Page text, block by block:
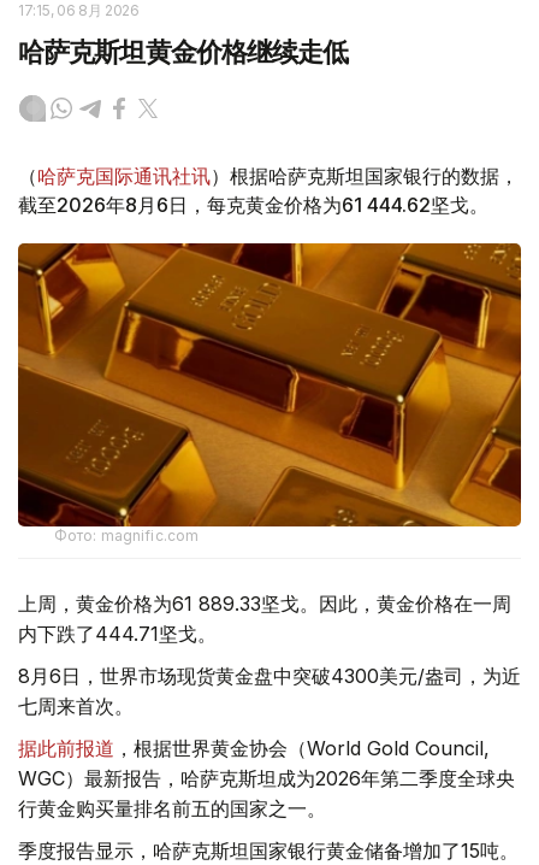
17:15, 06 8月 2026
哈萨克斯坦黄金价格继续走低
（哈萨克国际通讯社讯）根据哈萨克斯坦国家银行的数据，
截至2026年8月6日，每克黄金价格为61 444.62坚戈。
Фото: magnific.com
上周，黄金价格为61 889.33坚戈。因此，黄金价格在一周
内下跌了444.71坚戈。
8月6日，世界市场现货黄金盘中突破4300美元/盎司，为近
七周来首次。
据此前报道 ，根据世界黄金协会（World Gold Council,
WGC）最新报告，哈萨克斯坦成为2026年第二季度全球央
行黄金购买量排名前五的国家之一。
季度报告显示，哈萨克斯坦国家银行黄金储备增加了15吨。